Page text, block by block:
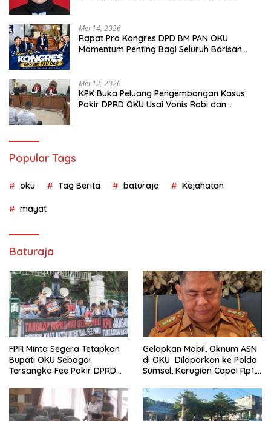
Mei 14, 2026
Rapat Pra Kongres DPD BM PAN OKU
Momentum Penting Bagi Seluruh Barisan
Mei 12, 2026
KPK Buka Peluang Pengembangan Kasus
Pokir DPRD OKU Usai Vonis Robi dan
Popular Tags
oku Tag Berita baturaja Kejahatan
mayat
Baturaja
FPR Minta Segera Tetapkan
Bupati OKU Sebagai
Tersangka Fee Pokir DPRD
Gelapkan Mobil, Oknum ASN
di OKU Dilaporkan ke Polda
Sumsel, Kerugian Capai Rp1,2